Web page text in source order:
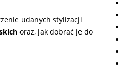
udanych stylizacji
oraz, jak dobrać je do